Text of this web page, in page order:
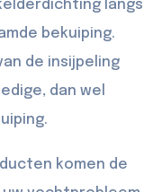
langs
bekuiping.
de insijpeling
dan wel
komen de